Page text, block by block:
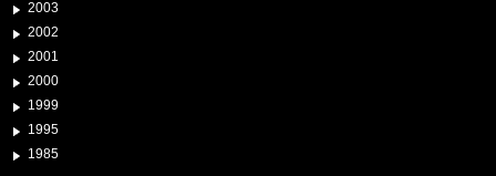
2003
2002
2001
2000
1999
1995
1985